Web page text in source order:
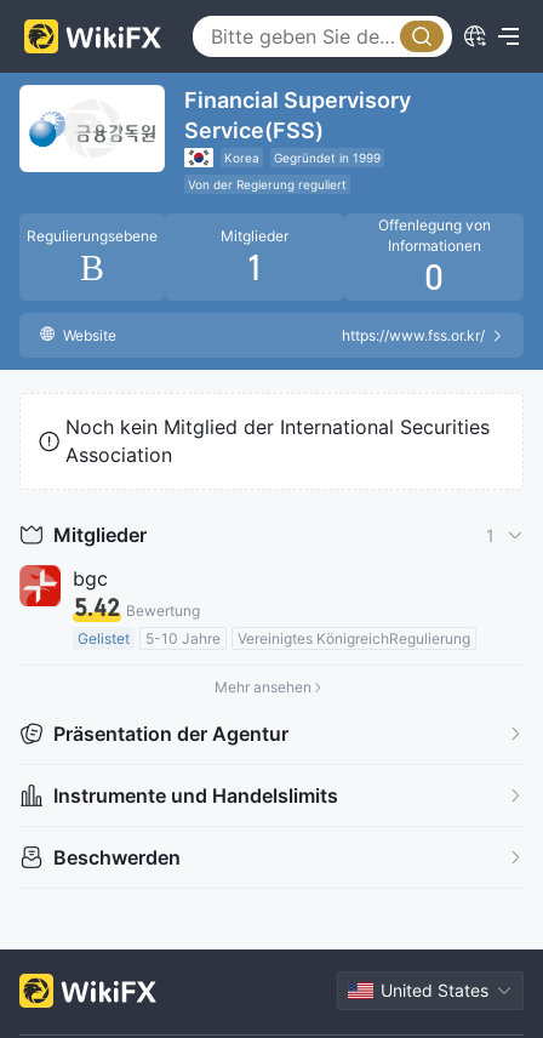
Financial Supervisory
Service(FSS)
Korea
Gegründet in 1999
Von der Regierung reguliert
Regulierungsebene
B
Mitglieder
1
Offenlegung von
Informationen
0
Website https://www.fss.or.kr/
Noch kein Mitglied der International Securities
Association
Mitglieder 1
bgc
5.42 Bewertung
Gelistet
5-10 Jahre
Vereinigtes KönigreichRegulierung
Mehr ansehen
Präsentation der Agentur
Instrumente und Handelslimits
Beschwerden
United States